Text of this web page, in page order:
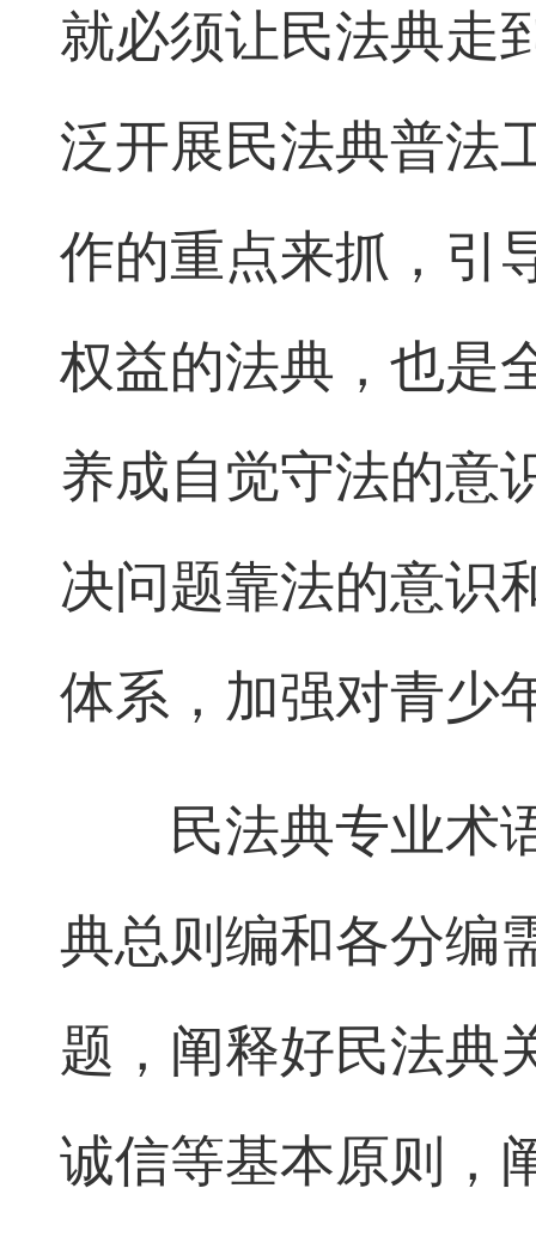
就必须让民法典走
泛开展民法典普法
作的重点来抓，引
权益的法典，也是
养成自觉守法的意
决问题靠法的意识
体系，加强对青少
民法典专业术语
典总则编和各分编
题，阐释好民法典
诚信等基本原则，